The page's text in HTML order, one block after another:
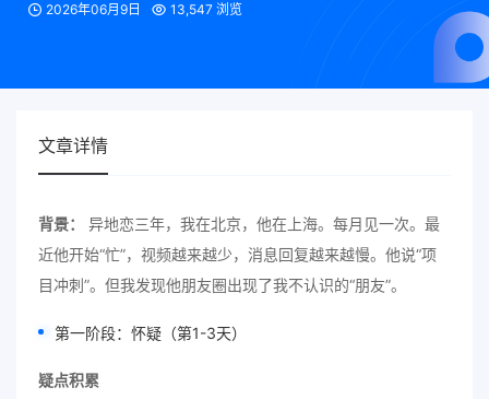
2026年06月9日 13,547 浏览
文章详情
背景：
异地恋三年，我在北京，他在上海。每月见一次。最
近他开始“忙”，视频越来越少，消息回复越来越慢。他说“项
目冲刺”。但我发现他朋友圈出现了我不认识的“朋友”。
第一阶段：怀疑（第1-3天）
疑点积累